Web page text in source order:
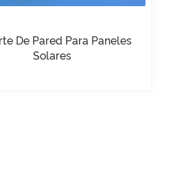
De Pared Para Paneles
Solares